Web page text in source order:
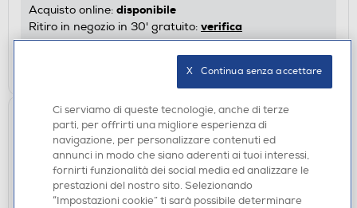
Acquisto online: disponibile
Ritiro in negozio in 30' gratuito: verifica
Ci serviamo di queste tecnologie, anche di terze
parti, per offrirti una migliore esperienza di
navigazione, per personalizzare contenuti ed
annunci in modo che siano aderenti ai tuoi interessi,
fornirti funzionalità dei social media ed analizzare le
prestazioni del nostro sito. Selezionando
“Impostazioni cookie” ti sarà possibile determinare
X   Continua senza accettare